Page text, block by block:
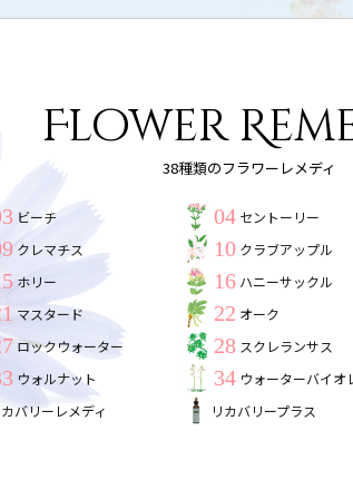
Flower
38種類のフラワーレメディ
ビーチ 04 セントーリー
クレマチス 10 クラブアップル
ホリー 16 ハニーサックル
マスタード 22 オーク
ロックウォーター 28 スクレランサス
ウォルナット 34 ウォーターバイオ
バリーレメディ
リカバリープラス